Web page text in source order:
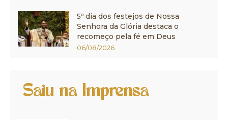
5º dia dos festejos de Nossa
Senhora da Glória destaca o
recomeço pela fé em Deus
06/08/2026
Saiu na Imprensa